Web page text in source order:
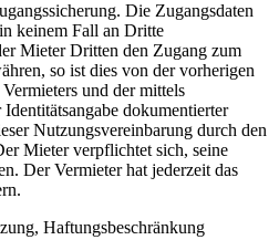
Die Zugangsdaten
keinem Fall an Dritte
Mieter Dritten den Zugang zum
so ist dies von der vorherigen
und der mittels
dokumentierter
Nutzungsvereinbarung durch den
Mieter verpflichtet sich, seine
Der Vermieter hat jederzeit das
Haftungsbeschränkung